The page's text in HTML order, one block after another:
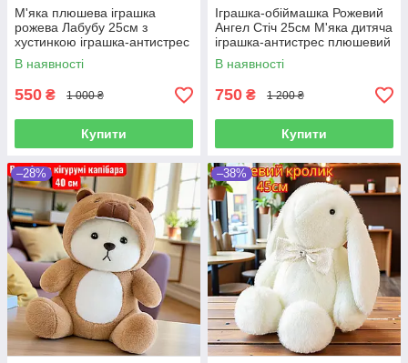
М'яка плюшева іграшка
рожева Лабубу 25см з
хустинкою іграшка-антистрес
на подарунок для сну та ігор
В наявності
550 ₴ 1 000 ₴
Купити
Іграшка-обіймашка Рожевий
Ангел Стіч 25см М'яка дитяча
іграшка-антистрес плюшевий
Стіч для сну та ігор
В наявності
750 ₴ 1 200 ₴
Купити
–28% –38%